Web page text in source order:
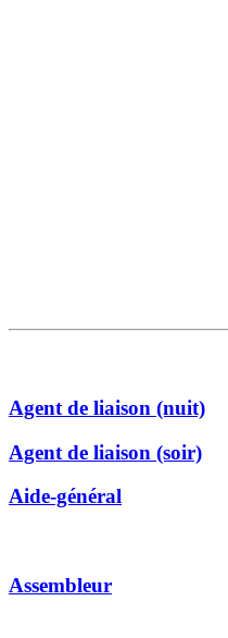
Agent de liaison (nuit)
Agent de liaison (soir)
Aide-général
Assembleur